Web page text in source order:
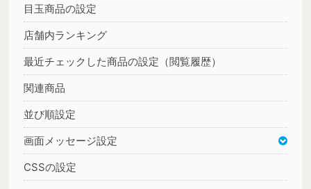
目玉商品の設定
店舗内ランキング
最近チェックした商品の設定（閲覧履歴）
関連商品
並び順設定
画面メッセージ設定
CSSの設定